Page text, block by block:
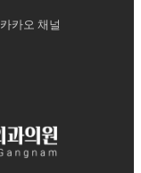
카카오 채널